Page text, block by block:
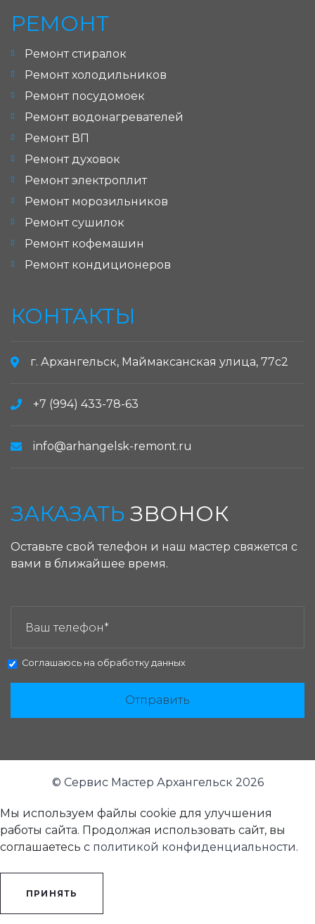
РЕМОНТ
Ремонт стиралок
Ремонт холодильников
Ремонт посудомоек
Ремонт водонагревателей
Ремонт ВП
Ремонт духовок
Ремонт электроплит
Ремонт морозильников
Ремонт сушилок
Ремонт кофемашин
Ремонт кондиционеров
КОНТАКТЫ
г. Архангельск, Маймаксанская улица, 77с2
+7 (994) 433-78-63
info@arhangelsk-remont.ru
ЗАКАЗАТЬ ЗВОНОК
Оставьте свой телефон и наш мастер свяжется с
вами в ближайшее время.
Соглашаюсь на обработку данных
Отправить
© Сервис Мастер Архангельск 2026
Мы используем файлы cookie для улучшения
работы сайта. Продолжая использовать сайт, вы
соглашаетесь с политикой конфиденциальности.
ПРИНЯТЬ